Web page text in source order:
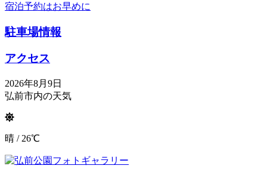
宿泊予約はお早めに
駐車場情報
アクセス
2026年8月9日
弘前市内の天気
晴 / 26℃